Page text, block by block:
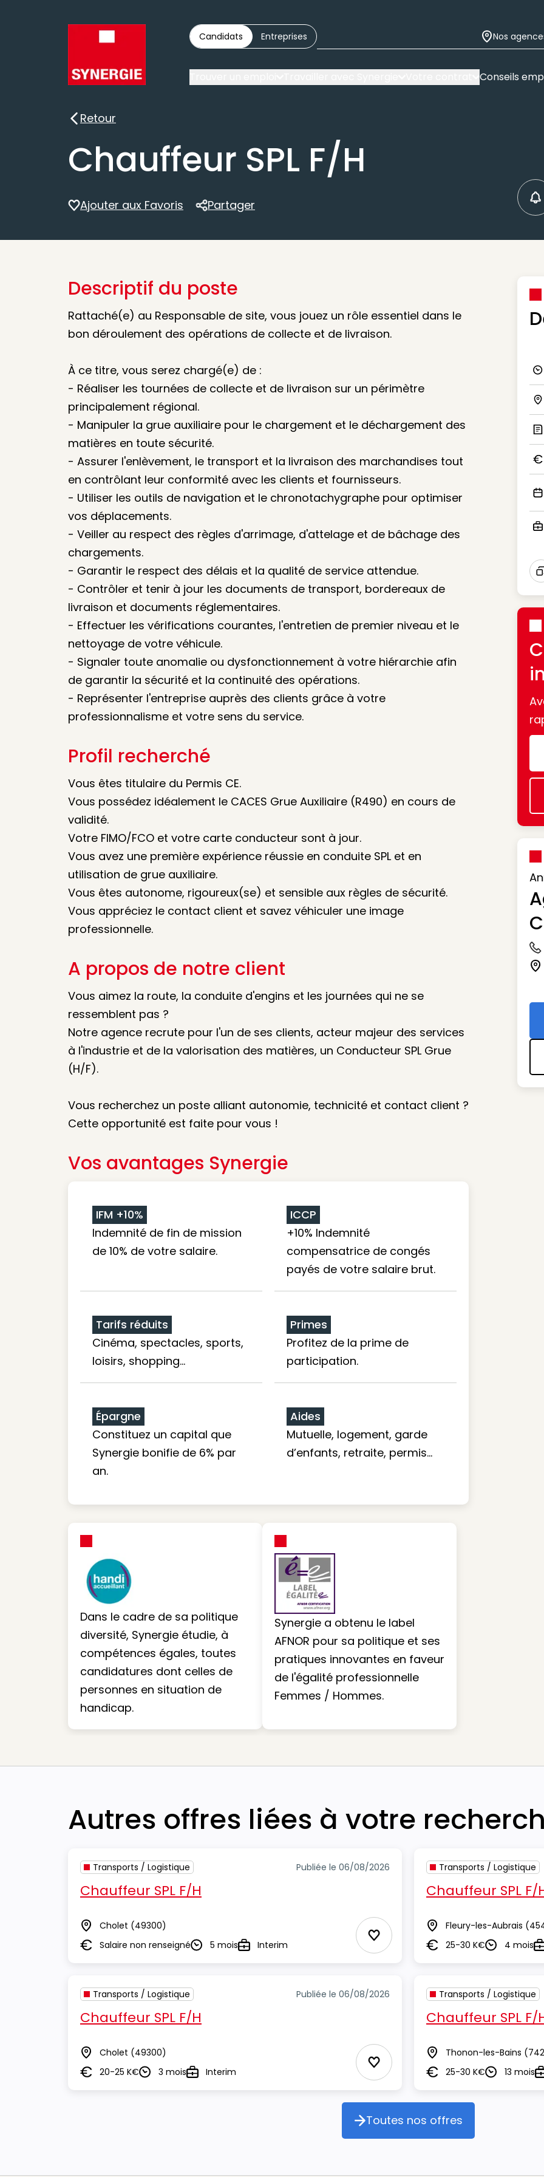
Candidats Entreprises Nos
Conseils
Retour
Retour
Chauffeur SPL F/H
Ajouter aux Favoris
Partager
Partager
Descriptif du poste
Rattaché(e) au Responsable de site, vous jouez un rôle essentiel dans le
bon déroulement des opérations de collecte et de livraison.
À ce titre, vous serez chargé(e) de :
- Réaliser les tournées de collecte et de livraison sur un périmètre
principalement régional.
- Manipuler la grue auxiliaire pour le chargement et le déchargement des
matières en toute sécurité.
- Assurer l'enlèvement, le transport et la livraison des marchandises tout
en contrôlant leur conformité avec les clients et fournisseurs.
- Utiliser les outils de navigation et le chronotachygraphe pour optimiser
vos déplacements.
- Veiller au respect des règles d'arrimage, d'attelage et de bâchage des
chargements.
- Garantir le respect des délais et la qualité de service attendue.
- Contrôler et tenir à jour les documents de transport, bordereaux de
livraison et documents réglementaires.
- Effectuer les vérifications courantes, l'entretien de premier niveau et le
nettoyage de votre véhicule.
- Signaler toute anomalie ou dysfonctionnement à votre hiérarchie afin
de garantir la sécurité et la continuité des opérations.
- Représenter l'entreprise auprès des clients grâce à votre
professionnalisme et votre sens du service.
Profil recherché
Vous êtes titulaire du Permis CE.
Vous possédez idéalement le CACES Grue Auxiliaire (R490) en cours de
validité.
Votre FIMO/FCO et votre carte conducteur sont à jour.
Vous avez une première expérience réussie en conduite SPL et en
utilisation de grue auxiliaire.
Vous êtes autonome, rigoureux(se) et sensible aux règles de sécurité.
Vous appréciez le contact client et savez véhiculer une image
professionnelle.
A propos de notre client
Vous aimez la route, la conduite d'engins et les journées qui ne se
ressemblent pas ?
Notre agence recrute pour l'un de ses clients, acteur majeur des services
à l'industrie et de la valorisation des matières, un Conducteur SPL Grue
(H/F).
Vous recherchez un poste alliant autonomie, technicité et contact client ?
Cette opportunité est faite pour vous !
Vos avantages Synergie
IFM +10%
Indemnité de fin de mission
de 10% de votre salaire.
ICCP
+10% Indemnité
compensatrice de congés
payés de votre salaire brut.
Tarifs réduits
Cinéma, spectacles, sports,
loisirs, shopping...
Primes
Profitez de la prime de
participation.
Épargne
Constituez un capital que
Synergie bonifie de 6% par
an.
Aides
Mutuelle, logement, garde
d’enfants, retraite, permis…
Dans le cadre de sa politique
diversité, Synergie étudie, à
compétences égales, toutes
candidatures dont celles de
personnes en situation de
handicap.
Synergie a obtenu le label
AFNOR pour sa politique et ses
pratiques innovantes en faveur
de l'égalité professionnelle
Femmes / Hommes.
Autres offres liées à votre
Transports / Logistique Publiée le 06/08/2026
Chauffeur SPL F/H
Lieu Cholet (49300)
SalaireSalaire non renseignéDurée5 moisTypeInterim Ajouter aux Favoris
Transports / Logistique
Chauffeur SPL F/
Lieu Fleury-les-Aubrais
Salaire25-30 K€Durée4 mois
Transports / Logistique Publiée le 06/08/2026
Chauffeur SPL F/H
Lieu Cholet (49300)
Salaire20-25 K€Durée3 moisTypeInterim Ajouter aux Favoris
Transports / Logistique
Chauffeur SPL F/
Lieu Thonon-les-Bains
Salaire25-30 K€Durée13 mois
Toutes nos offres
Toutes nos offres